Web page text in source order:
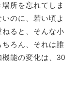
所を忘れてしま
のに、若い頃よ
ると、そんな小
ろん、それは誰
能の変化は、30